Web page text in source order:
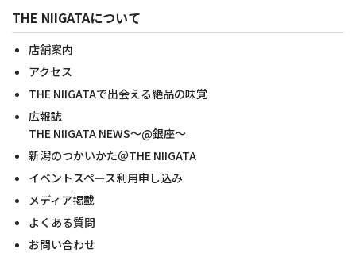
THE NIIGATAについて
店舗案内
アクセス
THE NIIGATAで出会える絶品の味覚
広報誌
THE NIIGATA NEWS～@銀座～
新潟のつかいかた＠THE NIIGATA
イベントスペース利用申し込み
メディア掲載
よくある質問
お問い合わせ